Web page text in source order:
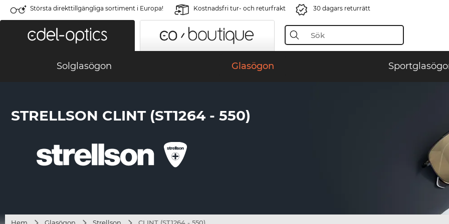
Största direkttillgängliga sortiment i Europa! Kostnadsfri tur- och returfrakt 30 dagars returrätt
Solglasögon Glasögon
STRELLSON CLINT (ST1264 - 550)